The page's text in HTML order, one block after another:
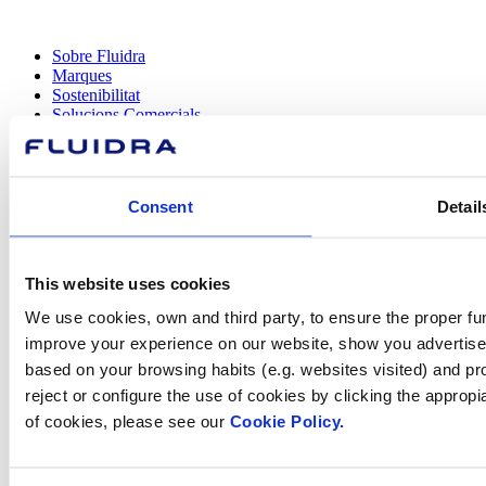
Consent
This website uses cookies
We use cookies, own and third party, to ensure the proper
improve your experience on our website, show you
based on your browsing habits (e.g. websites visited) and
reject or configure the use of cookies by clicking the
of cookies, please see our Cookie Policy.
Sobre Fluidra
Marques
Sostenibilitat
Solucions Comercials
Inversors
Com podem
ajudar-te?
Contacta amb nosaltres